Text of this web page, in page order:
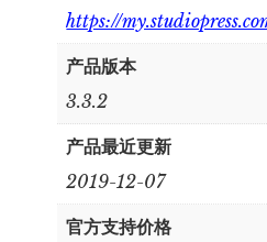
https://
产品版本
3.3.2
产品最近更新
2019-12-07
官方支持价格